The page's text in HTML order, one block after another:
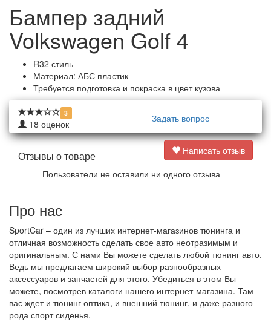
Бампер задний
Volkswagen Golf 4
R32 стиль
Материал: АБС пластик
Требуется подготовка и покраска в цвет кузова
3
18 оценок Задать вопрос
Отзывы о товаре
Написать отзыв
Пользователи не оставили ни одного отзыва
Про нас
SportCar – один из лучших интернет-магазинов тюнинга и
отличная возможность сделать свое авто неотразимым и
оригинальным. С нами Вы можете сделать любой тюнинг авто.
Ведь мы предлагаем широкий выбор разнообразных
аксессуаров и запчастей для этого. Убедиться в этом Вы
можете, посмотрев каталоги нашего интернет-магазина. Там
вас ждет и тюнинг оптика, и внешний тюнинг, и даже разного
рода спорт сиденья.